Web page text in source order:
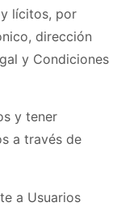
lícitos, por
dirección
y Condiciones
y tener
a través de
a Usuarios